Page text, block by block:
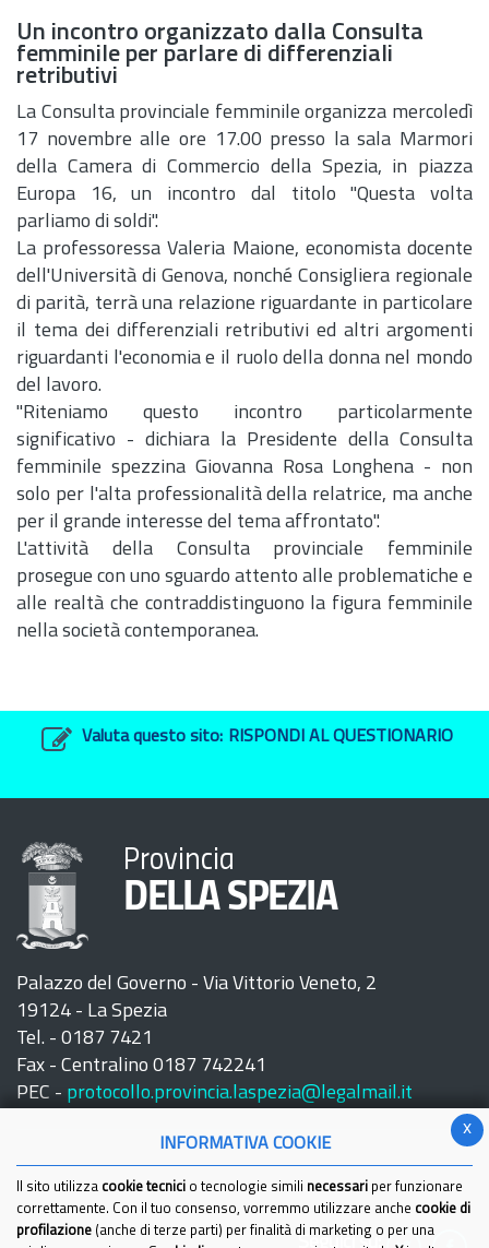
Un incontro organizzato dalla Consulta
femminile per parlare di differenziali
retributivi
La Consulta provinciale femminile organizza mercoledì
17 novembre alle ore 17.00 presso la sala Marmori
della Camera di Commercio della Spezia, in piazza
Europa 16, un incontro dal titolo "Questa volta
parliamo di soldi".
La professoressa Valeria Maione, economista docente
dell'Università di Genova, nonché Consigliera regionale
di parità, terrà una relazione riguardante in particolare
il tema dei differenziali retributivi ed altri argomenti
riguardanti l'economia e il ruolo della donna nel mondo
del lavoro.
"Riteniamo questo incontro particolarmente
significativo - dichiara la Presidente della Consulta
femminile spezzina Giovanna Rosa Longhena - non
solo per l'alta professionalità della relatrice, ma anche
per il grande interesse del tema affrontato".
L'attività della Consulta provinciale femminile
prosegue con uno sguardo attento alle problematiche e
alle realtà che contraddistinguono la figura femminile
nella società contemporanea.
Valuta questo sito: RISPONDI AL QUESTIONARIO
Provincia
DELLA SPEZIA
Palazzo del Governo - Via Vittorio Veneto, 2
19124 - La Spezia
Tel. - 0187 7421
Fax - Centralino 0187 742241
PEC - protocollo.provincia.laspezia@legalmail.it
Seguici su:
x
INFORMATIVA COOKIE
Il sito utilizza cookie tecnici o tecnologie simili necessari per funzionare
correttamente. Con il tuo consenso, vorremmo utilizzare anche cookie di
profilazione (anche di terze parti) per finalità di marketing o per una